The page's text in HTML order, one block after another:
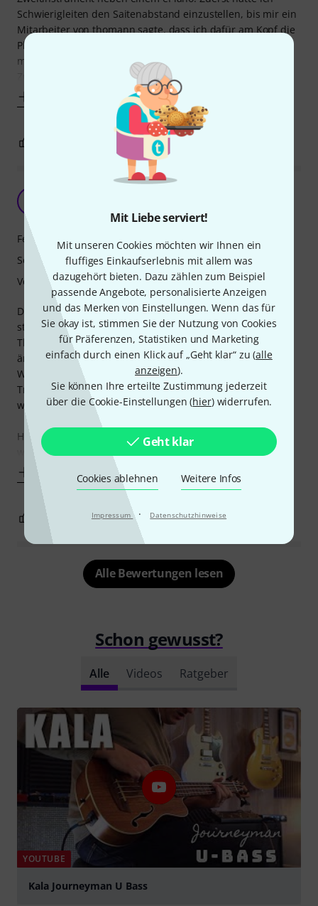
Mit Liebe serviert!
Mit unseren Cookies möchten wir Ihnen ein
fluffiges Einkaufserlebnis mit allem was
dazugehört bieten. Dazu zählen zum Beispiel
passende Angebote, personalisierte Anzeigen
und das Merken von Einstellungen. Wenn das für
Sie okay ist, stimmen Sie der Nutzung von Cookies
für Präferenzen, Statistiken und Marketing
einfach durch einen Klick auf „Geht klar“ zu (alle
anzeigen).
Sie können Ihre erteilte Zustimmung jederzeit
über die Cookie-Einstellungen (hier) widerrufen.
Geht klar
Cookies ablehnen Weitere Infos
Impressum · Datenschutzhinweise
Schwierigleiten den Saitenabstand einzustellen, bis mir ein
Mitarbeiter von thomann sagte, dass ich dafür am Kopf die
Platte abschrauben muss, dann kommt man auch mit dem
mitgelieferten Inbus ran. Nun weiß ich das auch.
Zum Klang: Ich persönlich finde die
BEWERTUNG MELDEN
Der PU funktioniert nur für E, A und D-Saite. Die G bleibt
stumm - offenbar ist der Kala U-Bass Journeyman beim
Thomann nur ein Durchlaufverschickposten. Extremst
ärgerlich.
Wäre bei diesem Preis nicht zu viel verlangt, wenn in
Treppendorf einer kurz das Ding einstöpseln und testen
würd, oder?
Heißt strenggenommen: Kann so mit Amp nicht verwendet
werden.
Mehr anzeigen
Features
Sound
Verarbeitung
BEWERTUNG MELDEN
Alle Bewertungen lesen
Schon gewusst?
Alle Videos Ratgeber
YOUTUBE
Kala Journeyman U Bass